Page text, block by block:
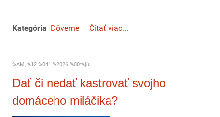
Kategória Dôverne Čítať viac...
%AM, %12 %041 %2026 %00:%júl
Dať či nedať kastrovať svojho
domáceho miláčika?